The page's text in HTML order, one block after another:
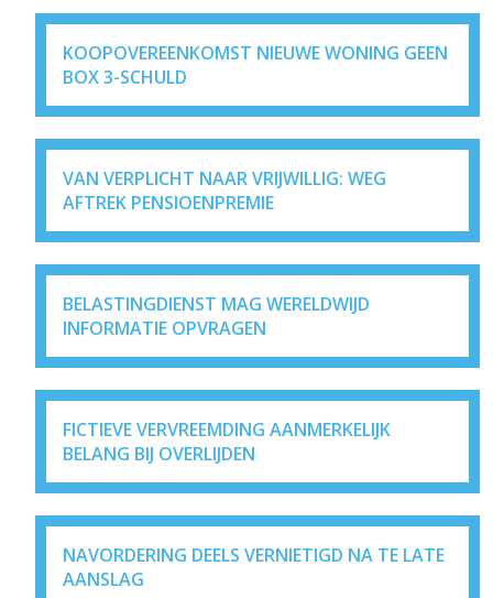
KOOPOVEREENKOMST NIEUWE WONING GEEN
BOX 3-SCHULD
VAN VERPLICHT NAAR VRIJWILLIG: WEG
AFTREK PENSIOENPREMIE
BELASTINGDIENST MAG WERELDWIJD
INFORMATIE OPVRAGEN
FICTIEVE VERVREEMDING AANMERKELIJK
BELANG BIJ OVERLIJDEN
NAVORDERING DEELS VERNIETIGD NA TE LATE
AANSLAG